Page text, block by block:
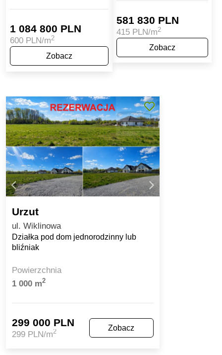
1 084 800 PLN
600 PLN/m2
Zobacz
581 830 PLN
415 PLN/m2
Zobacz
Urzut
ul. Wiklinowa
Działka pod dom jednorodzinny lub
bliźniak
Powierzchnia
1 000 m2
299 000 PLN
299 PLN/m2 Zobacz